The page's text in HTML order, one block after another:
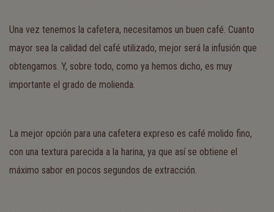
Una vez tenemos la cafetera, necesitamos un buen café. Cuanto
mayor sea la calidad del café utilizado, mejor será la infusión que
obtengamos. Y, sobre todo, como ya hemos dicho, es muy
importante el grado de molienda.
La mejor opción para una cafetera expreso es café molido fino,
con una textura parecida a la harina, ya que así se obtiene el
máximo sabor en pocos segundos de extracción.